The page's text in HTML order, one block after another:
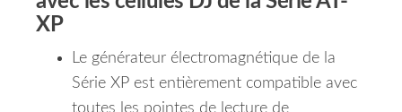
XP
Le générateur électromagnétique de la
Série XP est entièrement compatible avec
toutes les pointes de lecture de